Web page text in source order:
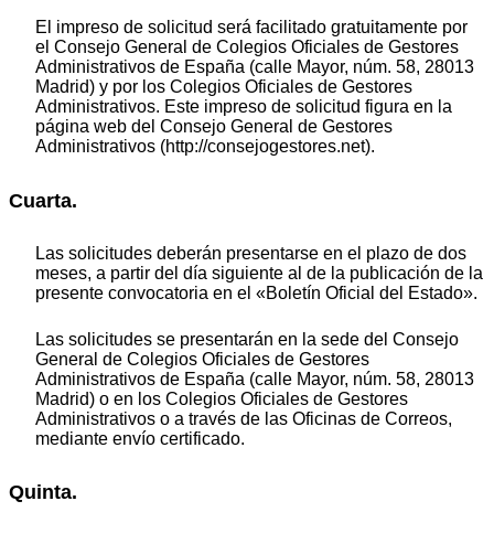
El impreso de solicitud será facilitado gratuitamente por
el Consejo General de Colegios Oficiales de Gestores
Administrativos de España (calle Mayor, núm. 58, 28013
Madrid) y por los Colegios Oficiales de Gestores
Administrativos. Este impreso de solicitud figura en la
página web del Consejo General de Gestores
Administrativos (http://consejogestores.net).
Cuarta.
Las solicitudes deberán presentarse en el plazo de dos
meses, a partir del día siguiente al de la publicación de la
presente convocatoria en el «Boletín Oficial del Estado».
Las solicitudes se presentarán en la sede del Consejo
General de Colegios Oficiales de Gestores
Administrativos de España (calle Mayor, núm. 58, 28013
Madrid) o en los Colegios Oficiales de Gestores
Administrativos o a través de las Oficinas de Correos,
mediante envío certificado.
Quinta.